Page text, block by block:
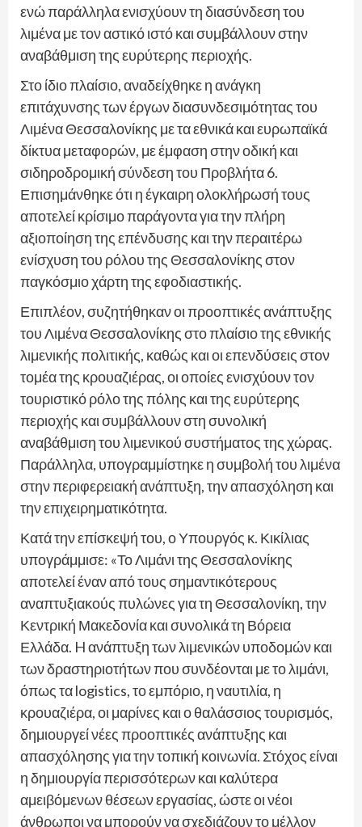
ενώ παράλληλα ενισχύουν τη διασύνδεση του
λιμένα με τον αστικό ιστό και συμβάλλουν στην
αναβάθμιση της ευρύτερης περιοχής.
Στο ίδιο πλαίσιο, αναδείχθηκε η ανάγκη
επιτάχυνσης των έργων διασυνδεσιμότητας του
Λιμένα Θεσσαλονίκης με τα εθνικά και ευρωπαϊκά
δίκτυα μεταφορών, με έμφαση στην οδική και
σιδηροδρομική σύνδεση του Προβλήτα 6.
Επισημάνθηκε ότι η έγκαιρη ολοκλήρωσή τους
αποτελεί κρίσιμο παράγοντα για την πλήρη
αξιοποίηση της επένδυσης και την περαιτέρω
ενίσχυση του ρόλου της Θεσσαλονίκης στον
παγκόσμιο χάρτη της εφοδιαστικής.
Επιπλέον, συζητήθηκαν οι προοπτικές ανάπτυξης
του Λιμένα Θεσσαλονίκης στο πλαίσιο της εθνικής
λιμενικής πολιτικής, καθώς και οι επενδύσεις στον
τομέα της κρουαζιέρας, οι οποίες ενισχύουν τον
τουριστικό ρόλο της πόλης και της ευρύτερης
περιοχής και συμβάλλουν στη συνολική
αναβάθμιση του λιμενικού συστήματος της χώρας.
Παράλληλα, υπογραμμίστηκε η συμβολή του λιμένα
στην περιφερειακή ανάπτυξη, την απασχόληση και
την επιχειρηματικότητα.
Κατά την επίσκεψή του, ο Υπουργός κ. Κικίλιας
υπογράμμισε: «Το Λιμάνι της Θεσσαλονίκης
αποτελεί έναν από τους σημαντικότερους
αναπτυξιακούς πυλώνες για τη Θεσσαλονίκη, την
Κεντρική Μακεδονία και συνολικά τη Βόρεια
Ελλάδα. H ανάπτυξη των λιμενικών υποδομών και
των δραστηριοτήτων που συνδέονται με το λιμάνι,
όπως τα logistics, το εμπόριο, η ναυτιλία, η
κρουαζιέρα, οι μαρίνες και ο θαλάσσιος τουρισμός,
δημιουργεί νέες προοπτικές ανάπτυξης και
απασχόλησης για την τοπική κοινωνία. Στόχος είναι
η δημιουργία περισσότερων και καλύτερα
αμειβόμενων θέσεων εργασίας, ώστε οι νέοι
άνθρωποι να μπορούν να σχεδιάζουν το μέλλον